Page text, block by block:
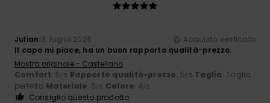
Julian13. luglio 2026
Acquisto verificato
Il capo mi piace, ha un buon rapporto qualità-prezzo.
Mostra originale - Castellano
Comfort: 5/5 Rapporto qualità-prezzo: 5/5 Taglia: Taglia
perfetta Materiale: 5/5 Colore: 4/5
Consiglio questo prodotto